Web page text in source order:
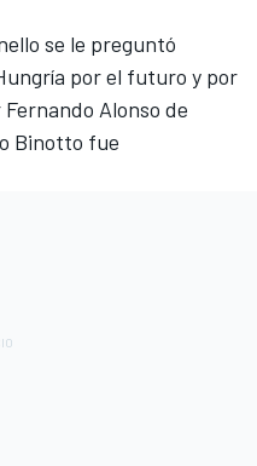
se le preguntó
por el futuro y por
Alonso de
Binotto fue